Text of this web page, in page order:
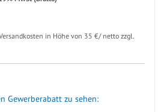
in Höhe von 35 €/ netto zzgl.
Gewerberabatt zu sehen: